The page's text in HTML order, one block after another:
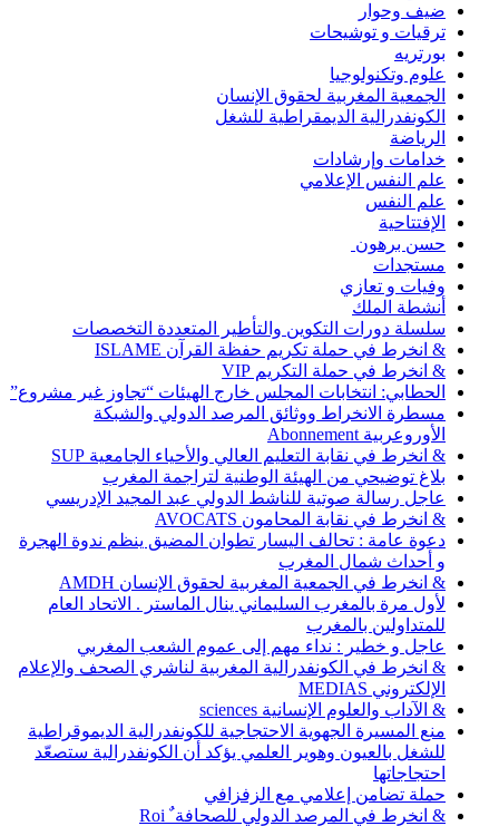
ضيف وحوار
ترقيات و توشيحات
بورتريه
علوم وتكنولوجيا
الجمعية المغربية لحقوق الإنسان
الكونفدرالية الديمقراطية للشغل
الرياضة
خدامات وإرشادات
علم النفس الإعلامي
علم النفس
الإفتتاحية
حسن برهون
مستجدات
وفيات و تعازي
أنشطة الملك
سلسلة دورات التكوين والتأطير المتعددة التخصصات
& انخرط في حملة تكريم حفظة القرآن ISLAME
& انخرط في حملة التكريم VIP
الحطابي: انتخابات المجلس خارج الهيئات “تجاوز غير مشروع”
مسطرة الانخراط ووثائق المرصد الدولي والشبكة
الأوروعربية Abonnement
& انخرط في نقابة التعليم العالي والأحياء الجامعية SUP
بلاغ توضيحي من الهيئة الوطنية لتراجمة المغرب
عاجل رسالة صوتية للناشط الدولي عبد المجيد الإدريسي
& انخرط في نقابة المحامون AVOCATS
دعوة عامة : تحالف اليسار تطوان المضيق ينظم ندوة الهجرة
و أحداث شمال المغرب
& انخرط في الجمعية المغربية لحقوق الإنسان AMDH
لأول مرة بالمغرب السليماني ينال الماستر . الاتحاد العام
للمتداولين بالمغرب
عاجل و خطير : نداء مهم إلى عموم الشعب المغربي
& انخرط في الكونفدرالية المغربية لناشري الصحف والإعلام
الإلكتروني MEDIAS
& الآداب والعلوم الإنسانية sciences
منع المسيرة الجهوية الاحتجاجية للكونفدرالية الديموقراطية
للشغل بالعيون وهوير العلمي يؤكد أن الكونفدرالية ستصعّد
احتجاجاتها
حملة تضامن إعلامي مع الزفزافي
& انخرط في المرصد الدولي للصحافة ٌ Roi